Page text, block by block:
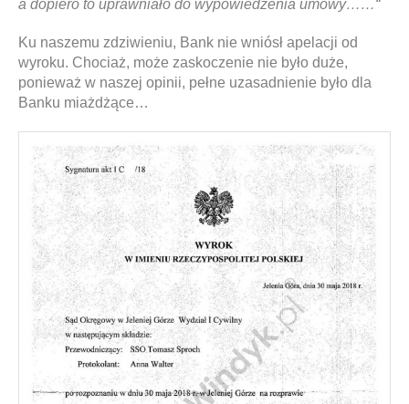
a dopiero to uprawniało do wypowiedzenia umowy……“
Ku naszemu zdziwieniu, Bank nie wniósł apelacji od
wyroku. Chociaż, może zaskoczenie nie było duże,
ponieważ w naszej opinii, pełne uzasadnienie było dla
Banku miażdżące…